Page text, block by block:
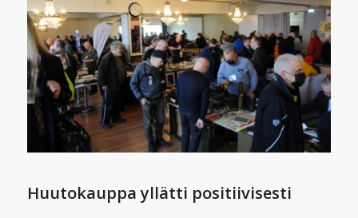
Huutokauppa yllätti positiivisesti